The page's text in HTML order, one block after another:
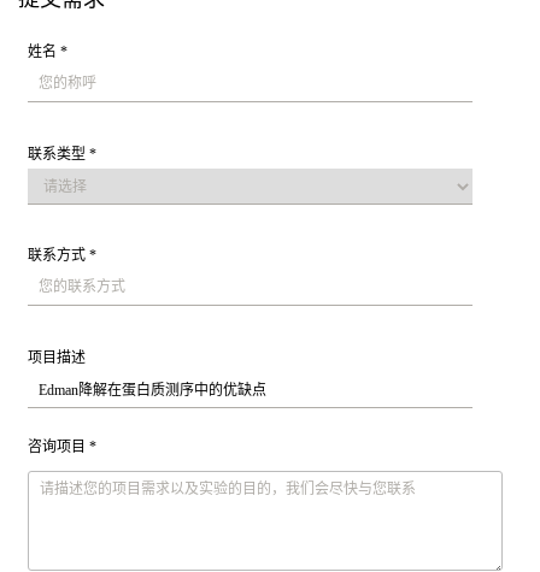
姓名 *
联系类型 *
联系方式 *
项目描述
咨询项目 *